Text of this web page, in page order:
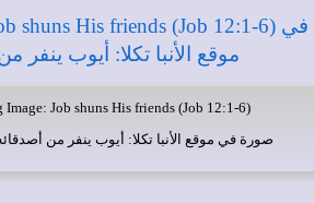
Image: Job shuns His friends (Job 12:1-6)
صورة في موقع الأنبا تكلا: أيوب ينفر من